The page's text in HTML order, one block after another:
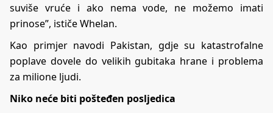
suviše vruće i ako nema vode, ne možemo imati
prinose”, ističe Whelan.
Kao primjer navodi Pakistan, gdje su katastrofalne
poplave dovele do velikih gubitaka hrane i problema
za milione ljudi.
Niko neće biti pošteđen posljedica